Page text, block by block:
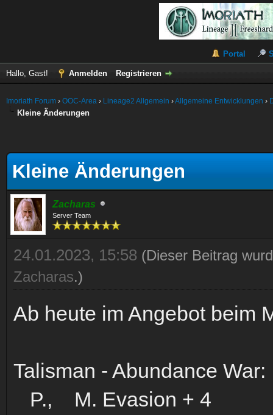
Portal
Hallo, Gast! Anmelden Registrieren
Imoriath Forum › OOC-Area › Lineage2 Allgemein ›Allgemeine Entwicklungen ›
Kleine Änderungen
Kleine Änderungen
Zacharas
Server Team
24.01.2023, 15:58 (Dieser Beitrag
Zacharas.)
Ab heute im Angebot beim
Talisman - Abundance
P., M. Evasion + 4